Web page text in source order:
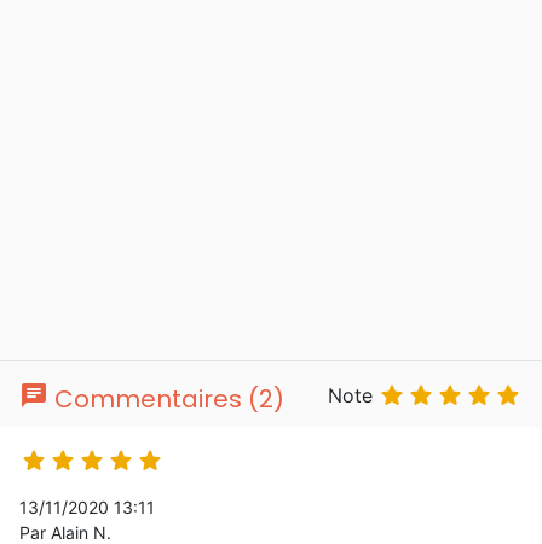
chat Commentaires (2) Note     
    
13/11/2020 13:11
Par Alain N.